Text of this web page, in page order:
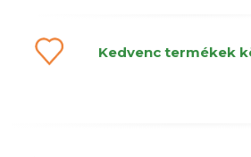
Kedvenc termékek